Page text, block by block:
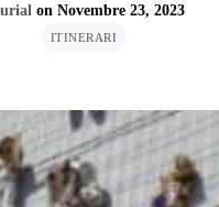
on Novembre 23, 2023
ITINERARI